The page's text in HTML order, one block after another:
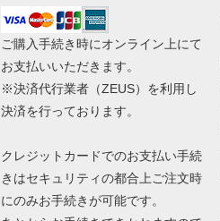
ご購入手続き時にオンライン上にて
お支払いいただきます。
※決済代行業者（ZEUS）を利用し
決済を行っております。
クレジットカードでのお支払い手続
きはセキュリティの都合上ご注文時
にのみお手続きが可能です。